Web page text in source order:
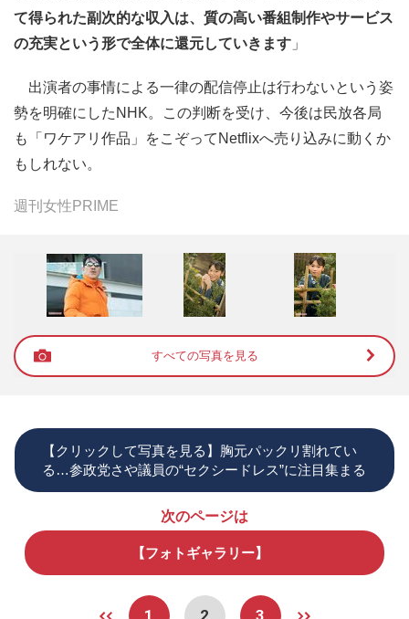
て得られた副次的な収入は、質の高い番組制作やサービス
の充実という形で全体に還元していきます 」
出演者の事情による一律の配信停止は行わないという姿
勢を明確にしたNHK。この判断を受け、今後は民放各局
も「ワケアリ作品」をこぞってNetflixへ売り込みに動くか
もしれない。
週刊女性PRIME
すべての写真を見る
【クリックして写真を見る】胸元パックリ割れてい
る…参政党さや議員の“セクシードレス”に注目集まる
次のページは
【フォトギャラリー】
1 2 3